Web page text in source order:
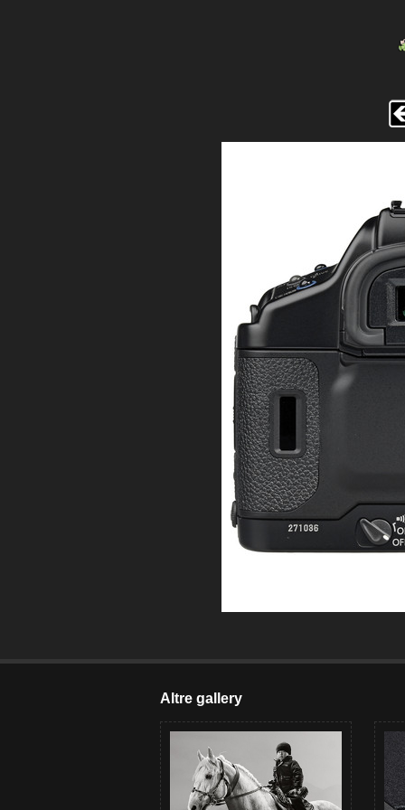
Altre gallery